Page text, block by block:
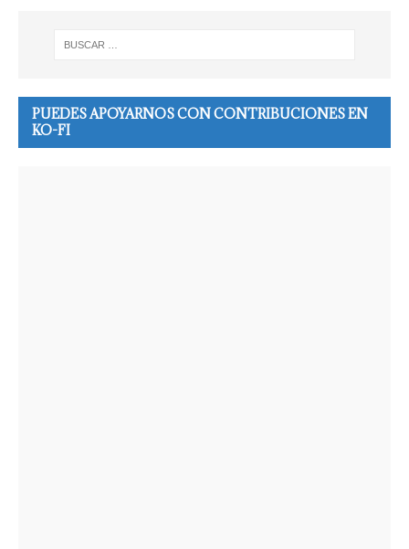
PUEDES APOYARNOS CON CONTRIBUCIONES EN
KO-FI